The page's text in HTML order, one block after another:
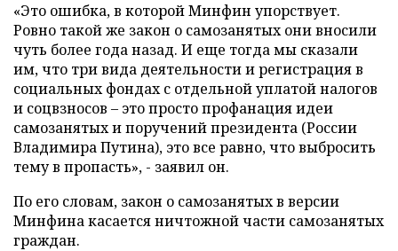
«Это ошибка, в которой Минфин упорствует.
Ровно такой же закон о самозанятых они вносили
чуть более года назад. И еще тогда мы сказали
им, что три вида деятельности и регистрация в
социальных фондах с отдельной уплатой налогов
и соцвзносов – это просто профанация идеи
самозанятых и поручений президента (России
Владимира Путина), это все равно, что выбросить
тему в пропасть», - заявил он.
По его словам, закон о самозанятых в версии
Минфина касается ничтожной части самозанятых
граждан.